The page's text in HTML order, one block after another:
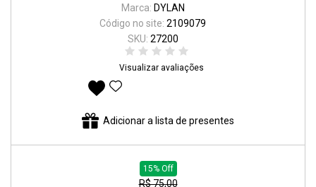
Marca: DYLAN
Código no site: 2109079
SKU: 27200
Visualizar avaliações
Adicionar a lista de presentes
15% Off
R$ 75,00